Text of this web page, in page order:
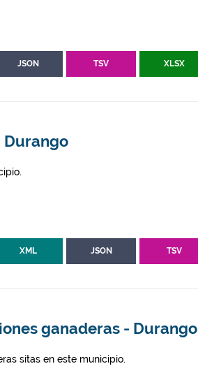
JSON TSV XLSX
Durango
XML JSON TSV
ganaderas - Durango
sitas en este municipio.